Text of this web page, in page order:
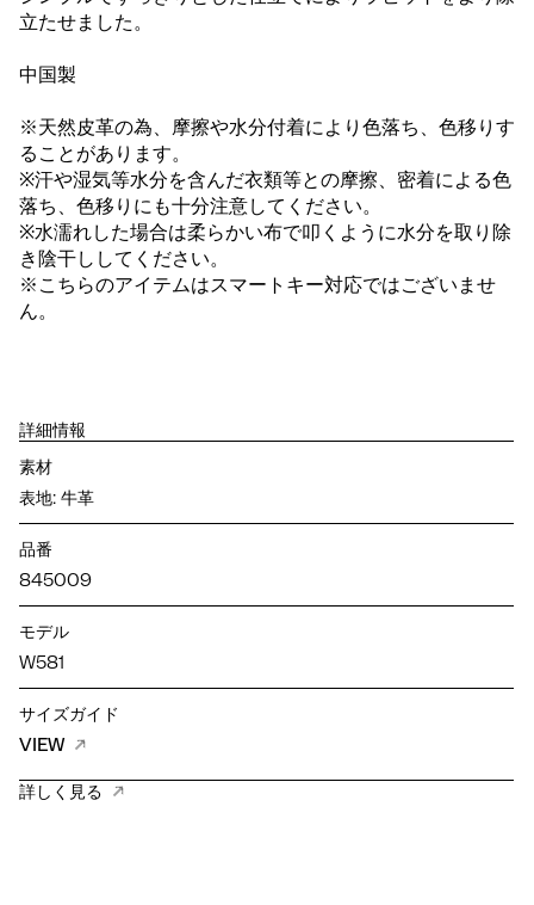
立たせました。
中国製
※天然皮革の為、摩擦や水分付着により色落ち、色移りす
ることがあります。
※汗や湿気等水分を含んだ衣類等との摩擦、密着による色
落ち、色移りにも十分注意してください。
※水濡れした場合は柔らかい布で叩くように水分を取り除
き陰干ししてください。
※こちらのアイテムはスマートキー対応ではございませ
ん。
詳細情報
素材
表地: 牛革
品番
845009
モデル
W581
サイズガイド
VIEW
詳しく見る